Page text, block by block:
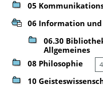
05
06 Information
06.30
Allgemeines
08 Philosophie
10